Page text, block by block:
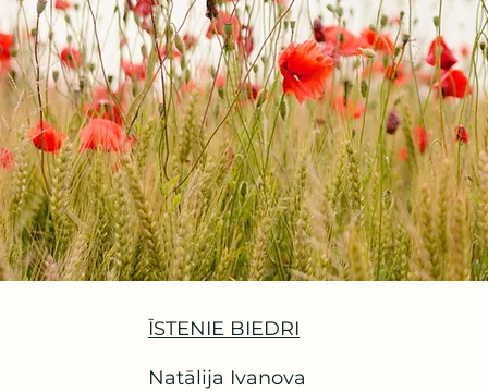
ĪSTENIE BIEDRI
Natālija Ivanova